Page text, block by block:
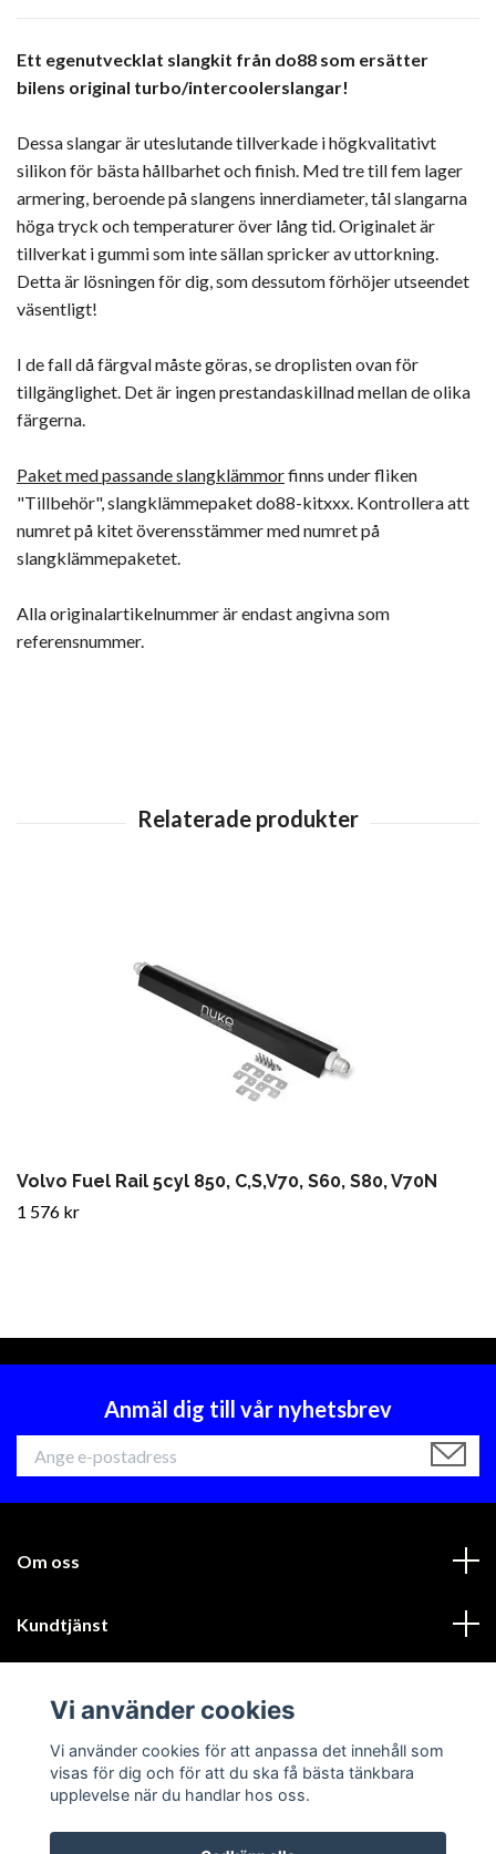
Ett egenutvecklat slangkit från do88 som ersätter
bilens original turbo/intercoolerslangar!
Dessa slangar är uteslutande tillverkade i högkvalitativt
silikon för bästa hållbarhet och finish. Med tre till fem lager
armering, beroende på slangens innerdiameter, tål slangarna
höga tryck och temperaturer över lång tid. Originalet är
tillverkat i gummi som inte sällan spricker av uttorkning.
Detta är lösningen för dig, som dessutom förhöjer utseendet
väsentligt!
I de fall då färgval måste göras, se droplisten ovan för
tillgänglighet. Det är ingen prestandaskillnad mellan de olika
färgerna.
Paket med passande slangklämmorfinns under fliken
"Tillbehör", slangklämmepaket do88-kitxxx. Kontrollera att
numret på kitet överensstämmer med numret på
slangklämmepaketet.
Alla originalartikelnummer är endast angivna som
referensnummer.
Volvo Fuel Rail 5cyl 850, C,S,V70, S60, S80, V70N
1 576 kr
Anmäl dig till vår nyhetsbrev
Om oss
Kundtjänst
Sociala medier
Vi använder cookies
Vi använder cookies för att anpassa det innehåll som
visas för dig och för att du ska få bästa tänkbara
upplevelse när du handlar hos oss.